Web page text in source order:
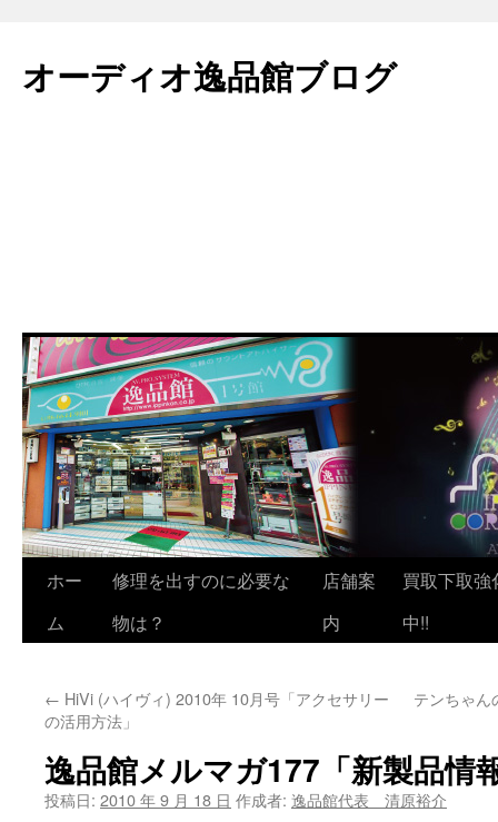
テ
ン
オーディオ逸品館ブログ
ホー
ム
修理を出すのに必要な
物は？
店舗案
内
買取下取強
中!!
← HiVi (ハイヴィ) 2010年 10月号「アクセサリー
の活用方法」
テンちゃ
逸品館メルマガ177「新製品情
投稿日: 2010 年 9 月 18 日 作成者: 逸品館代表 清原裕介